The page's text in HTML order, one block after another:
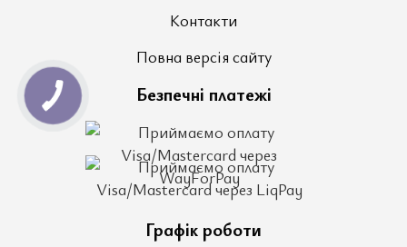
Контакти
Повна версія сайту
Безпечні платежі
Графік роботи